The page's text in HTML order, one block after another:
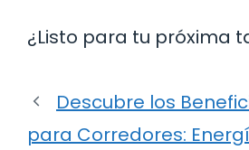
¿Listo para tu próxima
Descubre los
para Corredores: